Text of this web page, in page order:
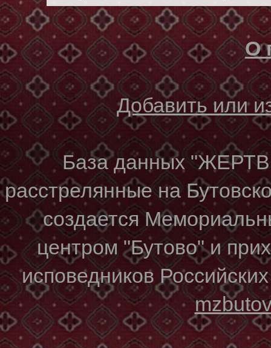
О
Добавить или
База данных
расстрелянные на
создается
центром "Бутово" и
исповедников